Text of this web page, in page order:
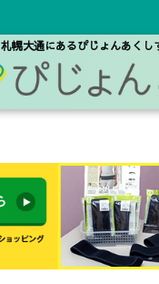
札幌大通にあるぴじょんあくし